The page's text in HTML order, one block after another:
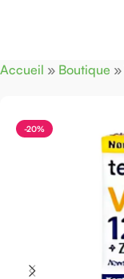
Accueil » Boutique »
-20%